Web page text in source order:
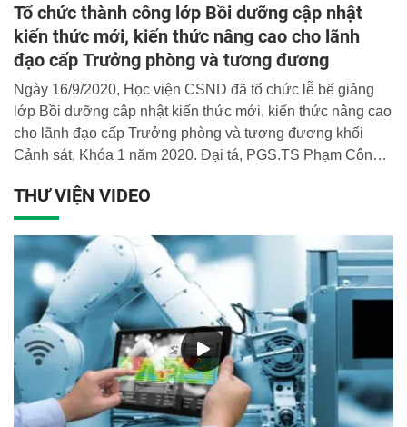
Tổ chức thành công lớp Bồi dưỡng cập nhật
kiến thức mới, kiến thức nâng cao cho lãnh
đạo cấp Trưởng phòng và tương đương
Ngày 16/9/2020, Học viện CSND đã tổ chức lễ bế giảng
lớp Bồi dưỡng cập nhật kiến thức mới, kiến thức nâng cao
cho lãnh đạo cấp Trưởng phòng và tương đương khối
Cảnh sát, Khóa 1 năm 2020. Đại tá, PGS.TS Phạm Công
THƯ VIỆN VIDEO